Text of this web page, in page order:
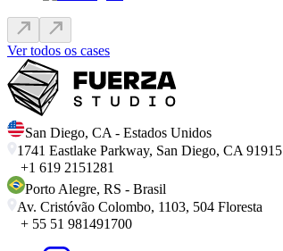
Ver todos os cases
San Diego, CA - Estados Unidos
1741 Eastlake Parkway, San Diego, CA 91915
+1 619 2151281
Porto Alegre, RS - Brasil
Av. Cristóvão Colombo, 1103, 504 Floresta
+ 55 51 981491700